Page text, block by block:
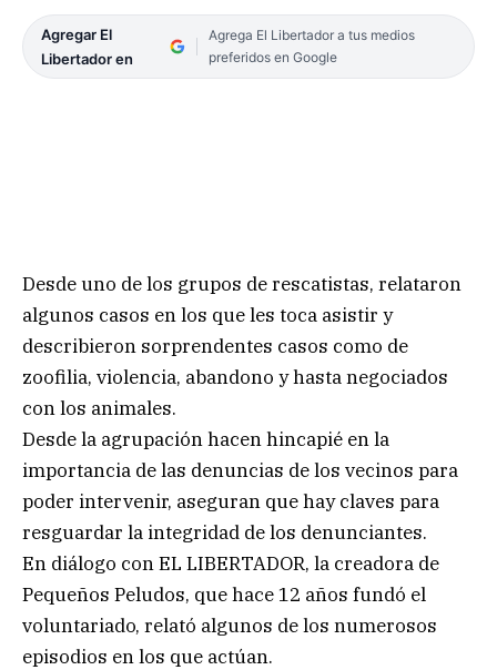
Agregar El
Libertador en
Agrega El Libertador a tus medios
preferidos en Google
Desde uno de los grupos de rescatistas, relataron
algunos casos en los que les toca asistir y
describieron sorprendentes casos como de
zoofilia, violencia, abandono y hasta negociados
con los animales.
Desde la agrupación hacen hincapié en la
importancia de las denuncias de los vecinos para
poder intervenir, aseguran que hay claves para
resguardar la integridad de los denunciantes.
En diálogo con EL LIBERTADOR, la creadora de
Pequeños Peludos, que hace 12 años fundó el
voluntariado, relató algunos de los numerosos
episodios en los que actúan.